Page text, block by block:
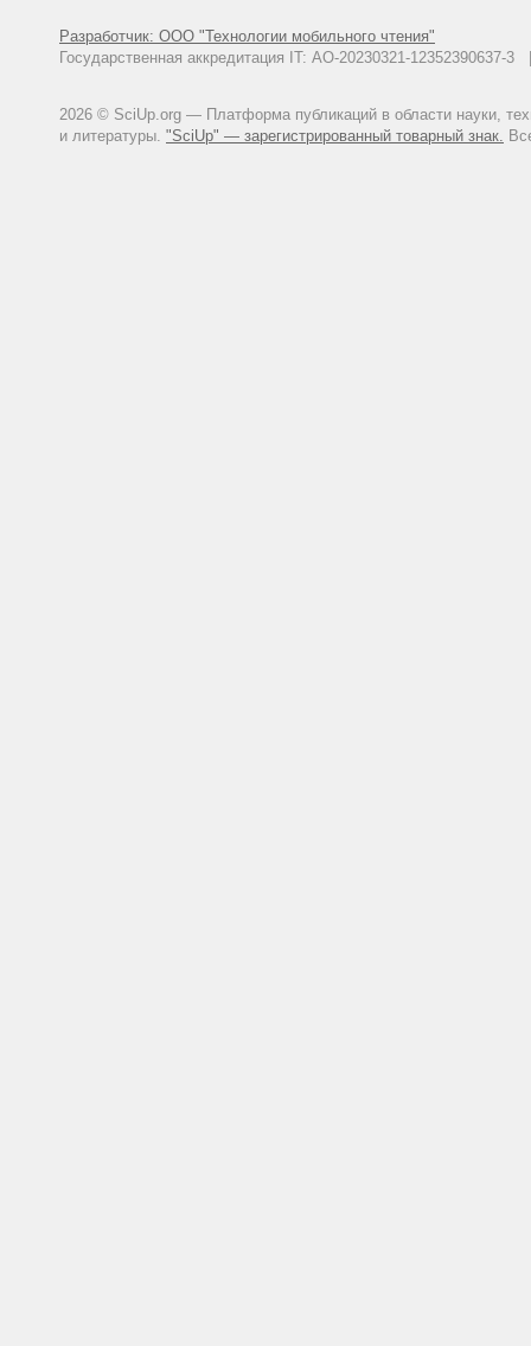
Разработчик: ООО "Технологии мобильного чтения"
Государственная аккредитация IT: АО-20230321-
2026 © SciUp.org — Платформа публикаций в области науки,
и литературы. "SciUp" — зарегистрированный товарный знак.